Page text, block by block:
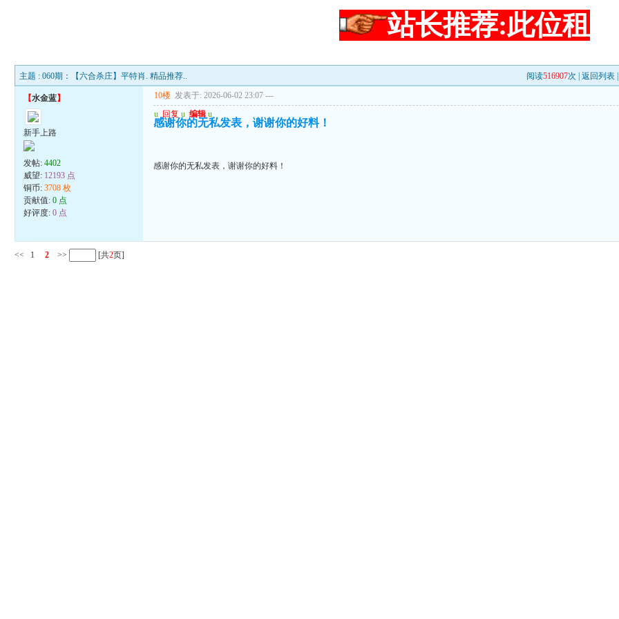
站长推荐:此位租
主题 : 060期：【六合杀庄】平特肖. 精品推荐.. 阅读516907次 |返回列表
【水金蓝】
新手上路
发帖:4402
威望: 12193 点
铜币:3708 枚
贡献值:0 点
好评度:0 点
10楼 发表于: 2026-06-02 23:07 ---
u 回复 u 编辑 u
感谢你的无私发表，谢谢你的好料！
感谢你的无私发表，谢谢你的好料！
<< 1 2 >> [共2页]